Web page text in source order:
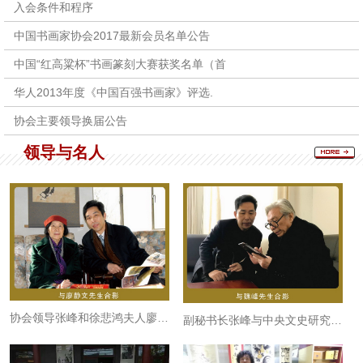
入会条件和程序
中国书画家协会2017最新会员名单公告
中国“红高粱杯”书画篆刻大赛获奖名单（首
华人2013年度《中国百强书画家》评选.
协会主要领导换届公告
领导与名人
协会领导张峰和徐悲鸿夫人廖静文 副秘书长张峰与中央文史研究馆书画院研究员